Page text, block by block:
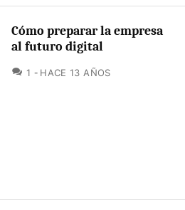
Cómo preparar la empresa
al futuro digital
1 COMENTARIOS
HACE 13 AÑOS